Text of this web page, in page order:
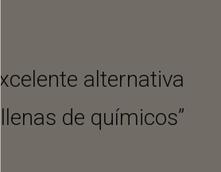
alternativa
de químicos”